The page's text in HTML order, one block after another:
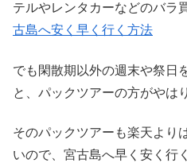
テルやレンタカーなどのバラ
古島へ安く早く行く方法
でも閑散期以外の週末や祭日
と、パックツアーの方がやは
そのパックツアーも楽天より
いので、宮古島へ早く安く行